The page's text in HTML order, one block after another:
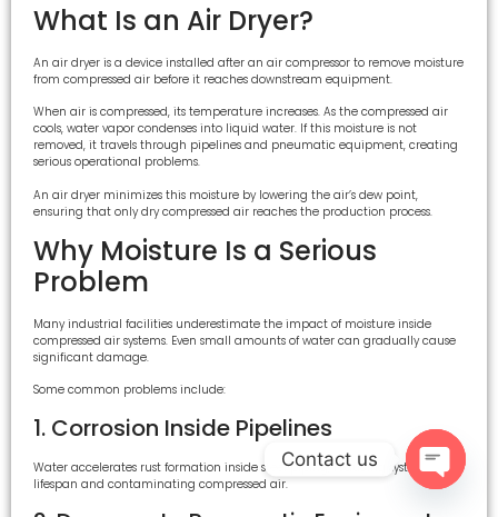
What Is an Air Dryer?
An air dryer is a device installed after an air compressor to remove moisture
from compressed air before it reaches downstream equipment.
When air is compressed, its temperature increases. As the compressed air
cools, water vapor condenses into liquid water. If this moisture is not
removed, it travels through pipelines and pneumatic equipment, creating
serious operational problems.
An air dryer minimizes this moisture by lowering the air’s dew point,
ensuring that only dry compressed air reaches the production process.
Why Moisture Is a Serious
Problem
Many industrial facilities underestimate the impact of moisture inside
compressed air systems. Even small amounts of water can gradually cause
significant damage.
Some common problems include:
1. Corrosion Inside Pipelines
Water accelerates rust formation inside steel piping, reducing system
lifespan and contaminating compressed air.
Contact us